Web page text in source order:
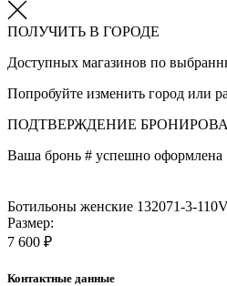
ПОЛУЧИТЬ В ГОРОДЕ
Доступных магазинов по
Попробуйте изменить город или
ПОДТВЕРЖДЕНИЕ
Ваша бронь # успешно оформлена
Ботильоны женские 132071-3-
Размер:
7 600 ₽
Контактные данные